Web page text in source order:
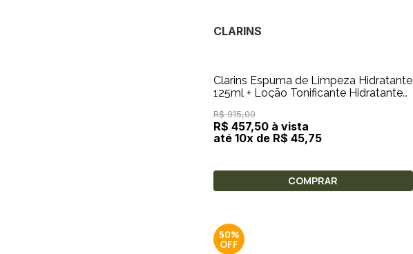
CLARINS
Clarins Espuma de Limpeza Hidratante
125ml + Loção Tonificante Hidratante
R$ 915,00
R$ 457,50 à vista
até 10x de R$ 45,75
COMPRAR
50%